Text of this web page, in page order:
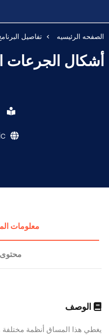
الصفحه الرئيسيه تفاصيل
أشكال الجرعات
معلومات
محتوى
الوصف
يغطي هذا المساق أنظمة مختلفة